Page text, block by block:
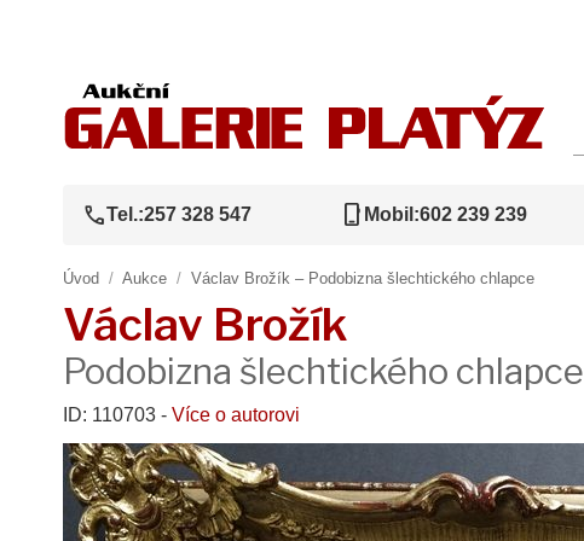
callTel.:257 328 547 phone_iphone Mobil:602 239 239
Úvod / Aukce / Václav Brožík – Podobizna šlechtického chlapce
Václav Brožík
Podobizna šlechtického chlapce
ID: 110703 - Více o autorovi